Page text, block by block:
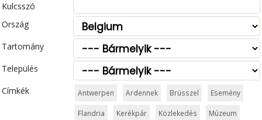
Kulcsszó
Ország
Tartomány
Település
Címkék
Antwerpen Ardennek Brüsszel Esemény
Flandria Kerékpár Közlekedés Múzeum